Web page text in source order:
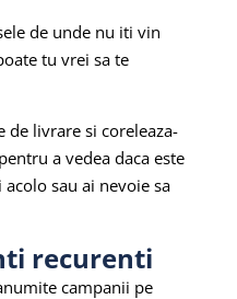
de unde nu iti vin
tu vrei sa te
de livrare si coreleaza-
a vedea daca este
sau ai nevoie sa
recurenti
campanii pe